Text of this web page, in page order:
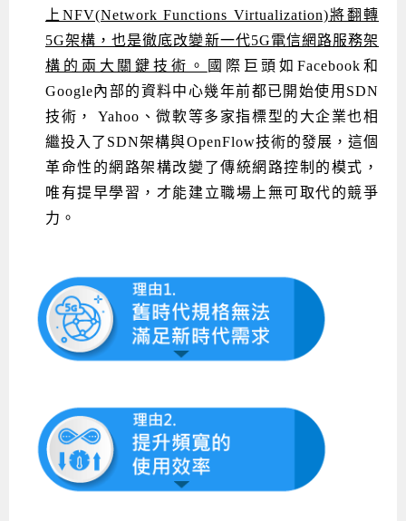
Python程式設計
Python程式設計(舊)
APCS寒暑假程式檢定班
Java 物件導向程式
Android ADK周邊裝置開發班
TI MSP430微控制器開發
生醫感測器整合設計班
NFC無線通訊設計實作班
物聯網Web整合應用實作班
轉職就業班
AIoT人工智慧與物聯網實戰人才就業班
AI智能醫療電子產品開發人才就業班
物聯網韌體工程師人才養成班
物聯網平台開發人才養成班(政府+企業雙重補助)
物聯網平台開發人才養成班
實體課程總覽
電腦視覺演算法-人臉識別實戰
OpenVINO邊緣運算實務
iPAS巨量資料分析師考照班
青少年AI人工智慧實作班
Python程式實戰養成學程
用樹莓派實現物聯網
上NFV(Network Functions Virtualization)將翻轉
5G架構，也是徹底改變新一代5G電信網路服務架
構的兩大關鍵技術。
國際巨頭如Facebook和
Google內部的資料中心幾年前都已開始使用SDN
技術， Yahoo、微軟等多家指標型的大企業也相
繼投入了SDN架構與OpenFlow技術的發展，這個
革命性的網路架構改變了傳統網路控制的模式，
唯有提早學習，才能建立職場上無可取代的競爭
力。